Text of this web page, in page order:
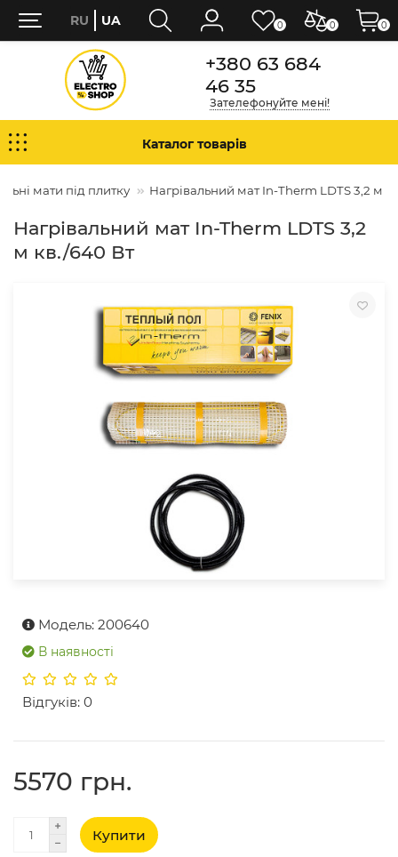
+380 63 684
46 35
Зателефонуйте мені!
Каталог товарів
мати під плитку Нагрівальний мат In-Therm LDTS 3,2 м
Нагрівальний мат In-Therm LDTS 3,2
м кв./640 Вт
Модель: 200640
В наявності
Відгуків: 0
5570 грн.
Купити
0 0
RU UA 0